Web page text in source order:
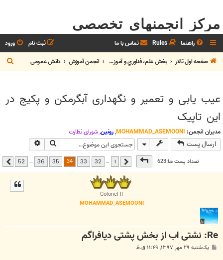
مرکز انجمنهای تخصصی
راهنما Rules تماس با ما ورود
ثبت نام
صفحه اول تالار
بخش علم، فناوري و آموزش انجمن آموزش دانش عمومی
ج
س
عیب یابی و تعمیر و نگهداری آبگرمکن و پکیج در
این تاپیک
مدیران انجمن: MOHAMMAD_ASEMOONI
,رونین,شوراي نظارت
ارسال پست جستجو
تعداد پست ها:623
صفحه34 از52 قبلی …
32
33
34
35
36
…
52 بعدی
Colonel II
MOHAMMAD_ASEMOONI
Re: نشتی اب از بخش پشتی دیافراگم
پ یک‌شنبه ۲۹ مهر ۱۳۹۷, ۱۱:۴۹ ق.ظ